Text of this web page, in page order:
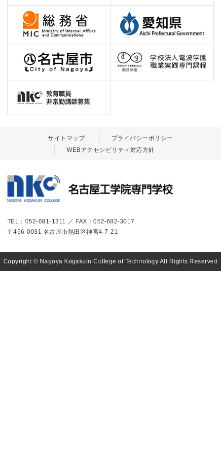
サイトマップ
プライバシーポリシー
WEBアクセシビリティ対応方針
TEL：052-681-1311 ／ FAX：052-682-3017
〒456-0031 名古屋市熱田区神宮4-7-21
Copyright © Nagoya Kogakuin College of Technology All Rights Reserved